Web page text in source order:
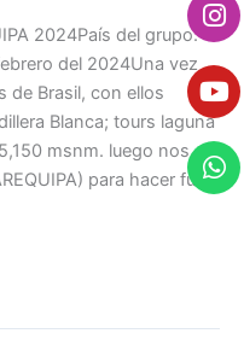
2024País del grupo:
del 2024Una vez
de Brasil, con ellos
Blanca; tours laguna
msnm. luego nos
para hacer full
b
o
o
k
a
g
r
a
m
u
b
e
s
a
p
p